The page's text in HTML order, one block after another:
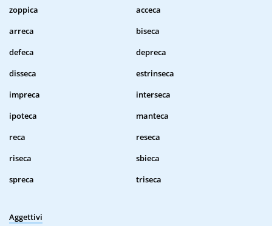
zoppica
acceca
arreca
biseca
defeca
depreca
disseca
estrinseca
impreca
interseca
ipoteca
manteca
reca
reseca
riseca
sbieca
spreca
triseca
Aggettivi